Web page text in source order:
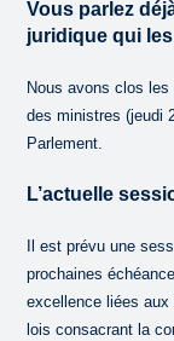
Vous parlez
juridique qui
Nous avons clos
des ministres (jeudi
Parlement.
L’actuelle
Il est prévu une
prochaines
excellence liées aux
lois consacrant la